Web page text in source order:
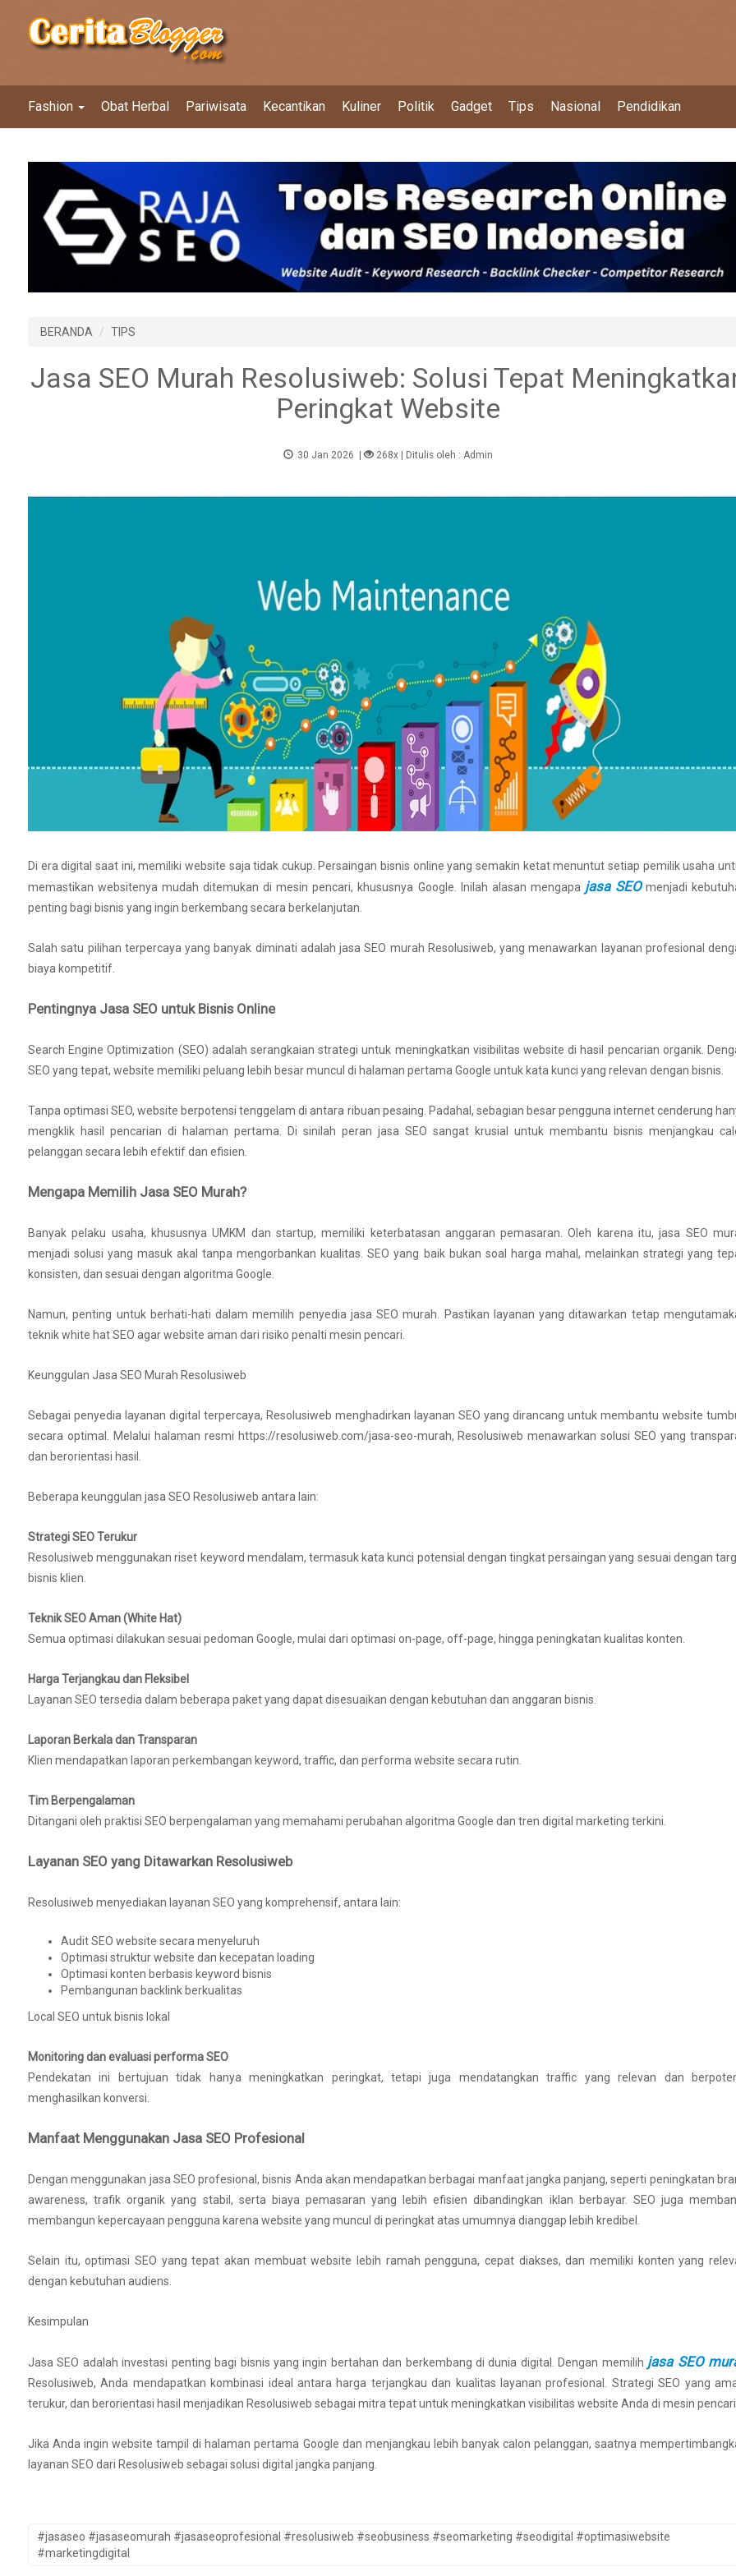
Fashion Obat Herbal Pariwisata Kecantikan Kuliner Politik Gadget Tips Nasional Pendidikan
BERANDA TIPS
Jasa SEO Murah Resolusiweb: Solusi Tepat
Peringkat Website
30 Jan 2026 | 268x| Ditulis oleh : Admin
Di era digital saat ini, memiliki website saja tidak cukup. Persaingan bisnis online yang semakin ketat menuntut setiap pemilik usaha
memastikan websitenya mudah ditemukan di mesin pencari, khususnya Google. Inilah alasan mengapa jasa SEOmenjadi
penting bagi bisnis yang ingin berkembang secara berkelanjutan.
Salah satu pilihan terpercaya yang banyak diminati adalah jasa SEO murah Resolusiweb, yang menawarkan layanan profesional
biaya kompetitif.
Pentingnya Jasa SEO untuk Bisnis Online
Search Engine Optimization (SEO) adalah serangkaian strategi untuk meningkatkan visibilitas website di hasil pencarian organik.
SEO yang tepat, website memiliki peluang lebih besar muncul di halaman pertama Google untuk kata kunci yang relevan dengan bisnis.
Tanpa optimasi SEO, website berpotensi tenggelam di antara ribuan pesaing. Padahal, sebagian besar pengguna internet cenderung
mengklik hasil pencarian di halaman pertama. Di sinilah peran jasa SEO sangat krusial untuk membantu bisnis menjangkau
pelanggan secara lebih efektif dan efisien.
Mengapa Memilih Jasa SEO Murah?
Banyak pelaku usaha, khususnya UMKM dan startup, memiliki keterbatasan anggaran pemasaran. Oleh karena itu, jasa SEO
menjadi solusi yang masuk akal tanpa mengorbankan kualitas. SEO yang baik bukan soal harga mahal, melainkan strategi yang
konsisten, dan sesuai dengan algoritma Google.
Namun, penting untuk berhati-hati dalam memilih penyedia jasa SEO murah. Pastikan layanan yang ditawarkan tetap
teknik white hat SEO agar website aman dari risiko penalti mesin pencari.
Keunggulan Jasa SEO Murah Resolusiweb
Sebagai penyedia layanan digital terpercaya, Resolusiweb menghadirkan layanan SEO yang dirancang untuk membantu website
secara optimal. Melalui halaman resmi https://resolusiweb.com/jasa-seo-murah, Resolusiweb menawarkan solusi SEO yang
dan berorientasi hasil.
Beberapa keunggulan jasa SEO Resolusiweb antara lain:
Strategi SEO Terukur
Resolusiweb menggunakan riset keyword mendalam, termasuk kata kunci potensial dengan tingkat persaingan yang sesuai dengan
bisnis klien.
Teknik SEO Aman (White Hat)
Semua optimasi dilakukan sesuai pedoman Google, mulai dari optimasi on-page, off-page, hingga peningkatan kualitas konten.
Harga Terjangkau dan Fleksibel
Layanan SEO tersedia dalam beberapa paket yang dapat disesuaikan dengan kebutuhan dan anggaran bisnis.
Laporan Berkala dan Transparan
Klien mendapatkan laporan perkembangan keyword, traffic, dan performa website secara rutin.
Tim Berpengalaman
Ditangani oleh praktisi SEO berpengalaman yang memahami perubahan algoritma Google dan tren digital marketing terkini.
Layanan SEO yang Ditawarkan Resolusiweb
Resolusiweb menyediakan layanan SEO yang komprehensif, antara lain:
Audit SEO website secara menyeluruh
Optimasi struktur website dan kecepatan loading
Optimasi konten berbasis keyword bisnis
Pembangunan backlink berkualitas
Local SEO untuk bisnis lokal
Monitoring dan evaluasi performa SEO
Pendekatan ini bertujuan tidak hanya meningkatkan peringkat, tetapi juga mendatangkan traffic yang relevan dan
menghasilkan konversi.
Manfaat Menggunakan Jasa SEO Profesional
Dengan menggunakan jasa SEO profesional, bisnis Anda akan mendapatkan berbagai manfaat jangka panjang, seperti peningkatan
awareness, trafik organik yang stabil, serta biaya pemasaran yang lebih efisien dibandingkan iklan berbayar. SEO juga
membangun kepercayaan pengguna karena website yang muncul di peringkat atas umumnya dianggap lebih kredibel.
Selain itu, optimasi SEO yang tepat akan membuat website lebih ramah pengguna, cepat diakses, dan memiliki konten yang
dengan kebutuhan audiens.
Kesimpulan
Jasa SEO adalah investasi penting bagi bisnis yang ingin bertahan dan berkembang di dunia digital. Dengan memilih jasa SEO
Resolusiweb, Anda mendapatkan kombinasi ideal antara harga terjangkau dan kualitas layanan profesional. Strategi SEO yang
terukur, dan berorientasi hasil menjadikan Resolusiweb sebagai mitra tepat untuk meningkatkan visibilitas website Anda di mesin
Jika Anda ingin website tampil di halaman pertama Google dan menjangkau lebih banyak calon pelanggan, saatnya
layanan SEO dari Resolusiweb sebagai solusi digital jangka panjang.
#jasaseo #jasaseomurah #jasaseoprofesional #resolusiweb #seobusiness #seomarketing #seodigital #optimasiwebsite
#marketingdigital